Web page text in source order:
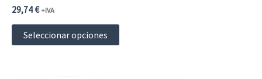
29,74€ +IVA
Seleccionar opciones
Este
producto